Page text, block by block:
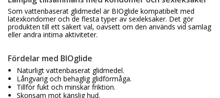
Som vattenbaserat glidmedel är BIOglide kompatibelt med
latexkondomer och de flesta typer av sexleksaker. Det gör
produkten till ett säkert val, oavsett om den används vid samlag
eller andra intima aktiviteter.
Fördelar med BIOglide
Naturligt vattenbaserat glidmedel.
Långvarig och behaglig glidförmåga.
Tillför fukt och minskar friktion.
Skonsam mot känslig hud.